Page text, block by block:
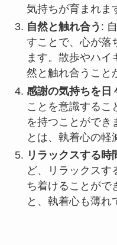
気持ちが育まれま
自然と触れ合う :
すことで、心が落
ます。散歩やハイ
然と触れ合うこと
感謝の気持ちを日
ことを意識するこ
を持つことができ
とは、執着心の軽
リラックスする時
ど、リラックスす
ち着けることがで
と、執着心も薄れ